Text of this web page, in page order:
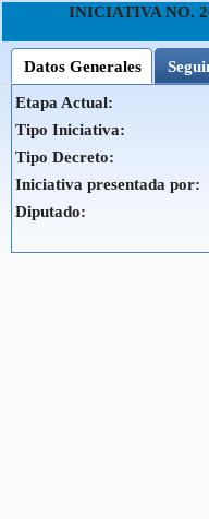
INICIATIVA NO.
Datos Generales
Etapa Actual:
Tipo Iniciativa:
Tipo Decreto:
Iniciativa presentada por:
Diputado: